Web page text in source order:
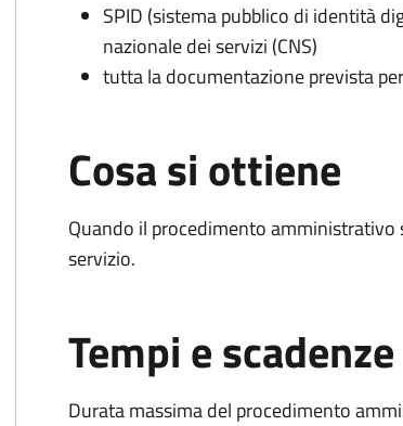
SPID (sistema pubblico di identità
nazionale dei servizi (CNS)
tutta la documentazione prevista
Cosa si ottiene
Quando il procedimento
servizio.
Tempi e scadenze
Durata massima del procedimento